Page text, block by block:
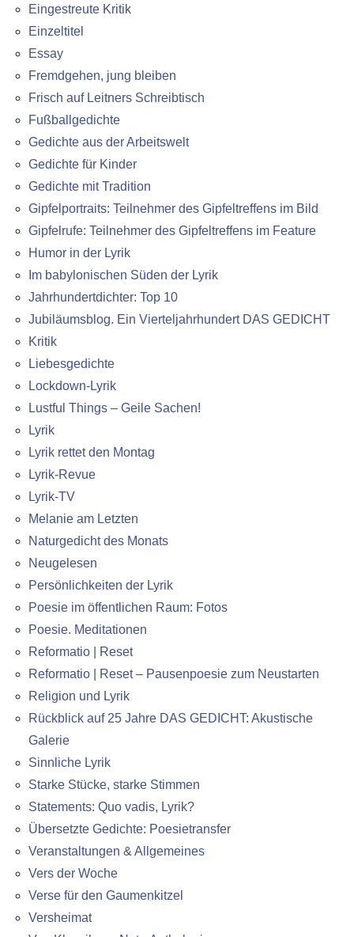
Eingestreute Kritik
Einzeltitel
Essay
Fremdgehen, jung bleiben
Frisch auf Leitners Schreibtisch
Fußballgedichte
Gedichte aus der Arbeitswelt
Gedichte für Kinder
Gedichte mit Tradition
Gipfelportraits: Teilnehmer des Gipfeltreffens im Bild
Gipfelrufe: Teilnehmer des Gipfeltreffens im Feature
Humor in der Lyrik
Im babylonischen Süden der Lyrik
Jahrhundertdichter: Top 10
Jubiläumsblog. Ein Vierteljahrhundert DAS GEDICHT
Kritik
Liebesgedichte
Lockdown-Lyrik
Lustful Things – Geile Sachen!
Lyrik
Lyrik rettet den Montag
Lyrik-Revue
Lyrik-TV
Melanie am Letzten
Naturgedicht des Monats
Neugelesen
Persönlichkeiten der Lyrik
Poesie im öffentlichen Raum: Fotos
Poesie. Meditationen
Reformatio | Reset
Reformatio | Reset – Pausenpoesie zum Neustarten
Religion und Lyrik
Rückblick auf 25 Jahre DAS GEDICHT: Akustische
Galerie
Sinnliche Lyrik
Starke Stücke, starke Stimmen
Statements: Quo vadis, Lyrik?
Übersetzte Gedichte: Poesietransfer
Veranstaltungen & Allgemeines
Vers der Woche
Verse für den Gaumenkitzel
Versheimat